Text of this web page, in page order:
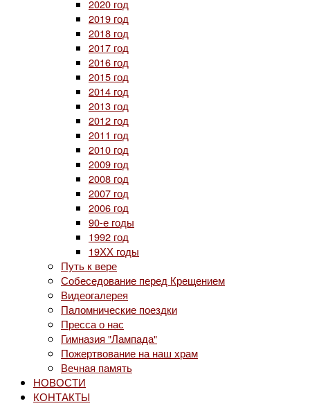
2020 год
2019 год
2018 год
2017 год
2016 год
2015 год
2014 год
2013 год
2012 год
2011 год
2010 год
2009 год
2008 год
2007 год
2006 год
90-е годы
1992 год
19ХХ годы
Путь к вере
Собеседование перед Крещением
Видеогалерея
Паломнические поездки
Пресса о нас
Гимназия "Лампада"
Пожертвование на наш храм
Вечная память
НОВОСТИ
КОНТАКТЫ